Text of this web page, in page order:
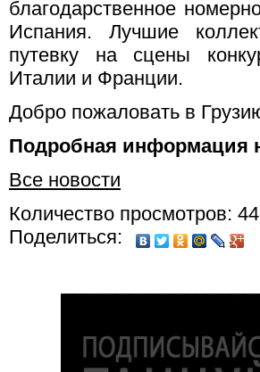
благодарственное
Испания. Лучшие
путевку на сцены
Италии и Франции.
Добро пожаловать в
Подробная информация
Все новости
Количество просмотров:
Поделиться: